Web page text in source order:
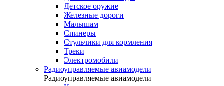
Детское оружие
Железные дороги
Малышам
Спинеры
Стульчики для кормления
Треки
Электромобили
Радиоуправляемые авиамодели
Радиоуправляемые авиамодели